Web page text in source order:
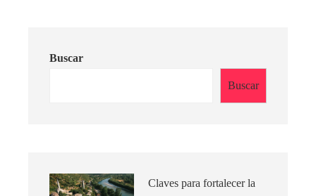
Buscar
Buscar
Claves para fortalecer la